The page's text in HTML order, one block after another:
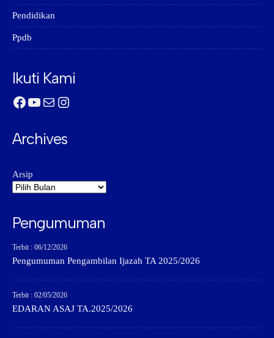
Pendidikan
Ppdb
Ikuti Kami
Facebook
YouTube
MailInstagram
Archives
Arsip
Pengumuman
Terbit : 06/12/2026
Pengumuman Pengambilan Ijazah TA 2025/2026
Terbit : 02/05/2026
EDARAN ASAJ TA.2025/2026